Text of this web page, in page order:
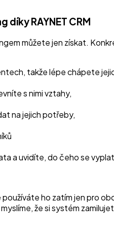
RAYNET CRM
můžete jen získat.
takže lépe chápete
s nimi vztahy,
na jejich potřeby,
a uvidíte, do čeho se
ho zatím jen pro
myslíme, že si systém